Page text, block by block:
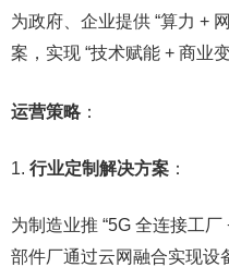
为政府、企业提供 “算力 +
案，实现 “技术赋能 + 商业
运营策略：​
行业定制解决方案 ：​
为制造业推 “5G 全连接工
部件厂通过云网融合实现设